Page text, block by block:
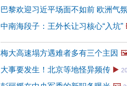
巴黎欢迎习近平场面不如前 欧洲气
中南海段子：王外长让习核心“入坑”
梅大高速塌方遇难者多有三个主因
大事要发生！北京等地怪异频传 ▶️